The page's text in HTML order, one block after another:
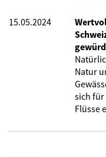
15.05.2024
Natur
sich für
Flüsse